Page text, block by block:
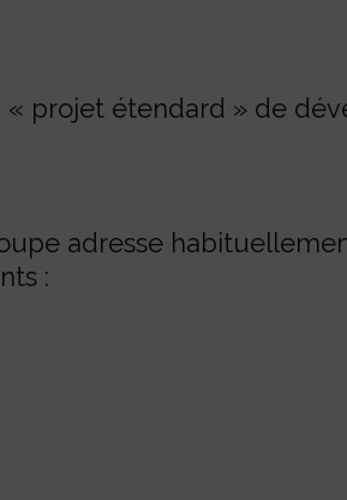
« projet étendard » de
adresse
: